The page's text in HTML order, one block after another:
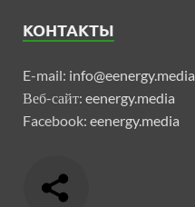
КОНТАКТЫ
E-mail: info@eenergy.media
Веб-сайт: eenergy.media
Facebook: eenergy.media